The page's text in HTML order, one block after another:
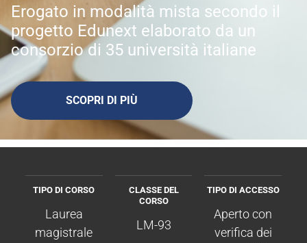
Erogato in modalità mista secondo il
progetto Edunext elaborato da un
consorzio di 35 università italiane
SCOPRI DI PIÙ
TIPO DI CORSO
Laurea
magistrale
CLASSE DEL
CORSO
LM-93
TIPO DI ACCESSO
Aperto con
verifica dei